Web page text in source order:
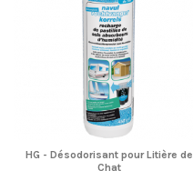
HG - Désodorisant pour Litière de
Chat